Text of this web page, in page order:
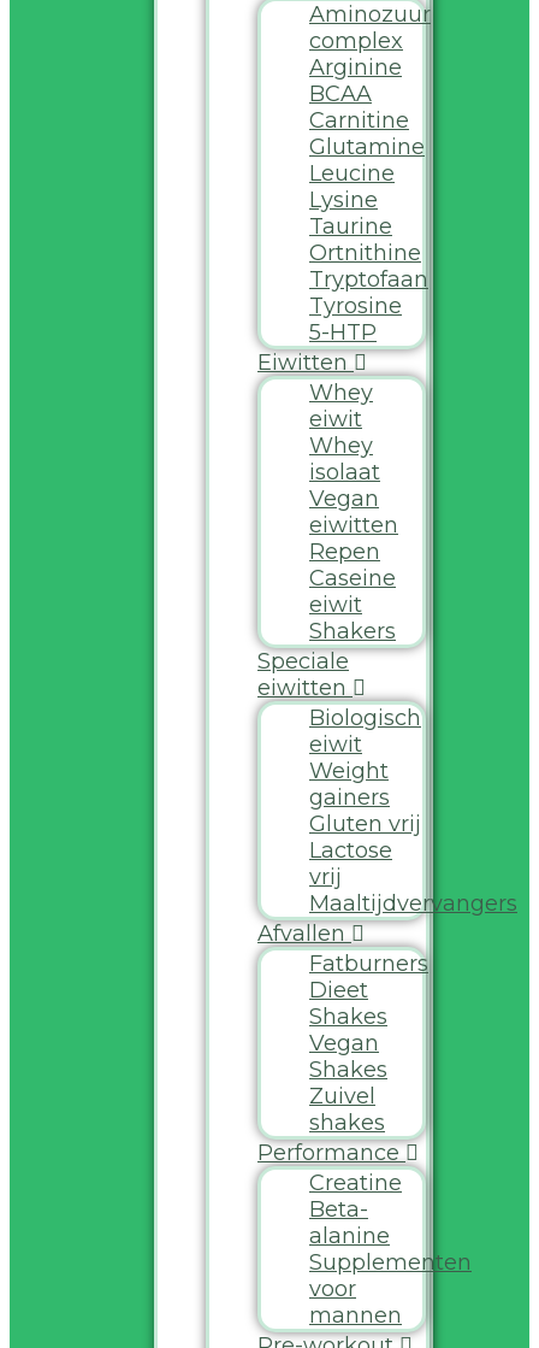
Aminozuur
complex
Arginine
BCAA
Carnitine
Glutamine
Leucine
Lysine
Taurine
Ortnithine
Tryptofaan
Tyrosine
5-HTP
Eiwitten
Whey
eiwit
Whey
isolaat
Vegan
eiwitten
Repen
Caseine
eiwit
Shakers
Speciale
eiwitten
Biologisch
eiwit
Weight
gainers
Gluten vrij
Lactose
vrij
Maaltijdvervangers
Afvallen
Fatburners
Dieet
Shakes
Vegan
Shakes
Zuivel
shakes
Performance
Creatine
Beta-
alanine
Supplementen
voor
mannen